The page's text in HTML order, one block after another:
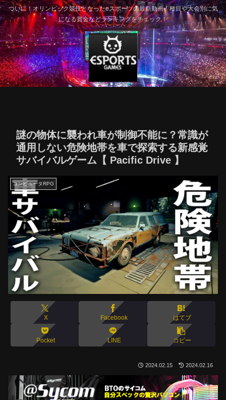
ついに！オリンピック競技となったeスポーツの最新動画！種目や大会別に気
になる賞金などランキングをチェック！
謎の物体に襲われ車が制御不能に？常識が
通用しない危険地帯を車で探索する新感覚
サバイバルゲーム【 Pacific Drive 】
コンピュータRPG
X Facebook はてブ
Pocket LINE コピー
2024.02.15 2024.02.16